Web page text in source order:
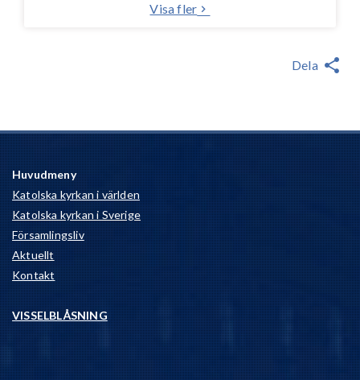
Visa fler
Dela
Huvudmeny
Katolska kyrkan i världen
Katolska kyrkan i Sverige
Församlingsliv
Aktuellt
Kontakt
VISSELBLÅSNING